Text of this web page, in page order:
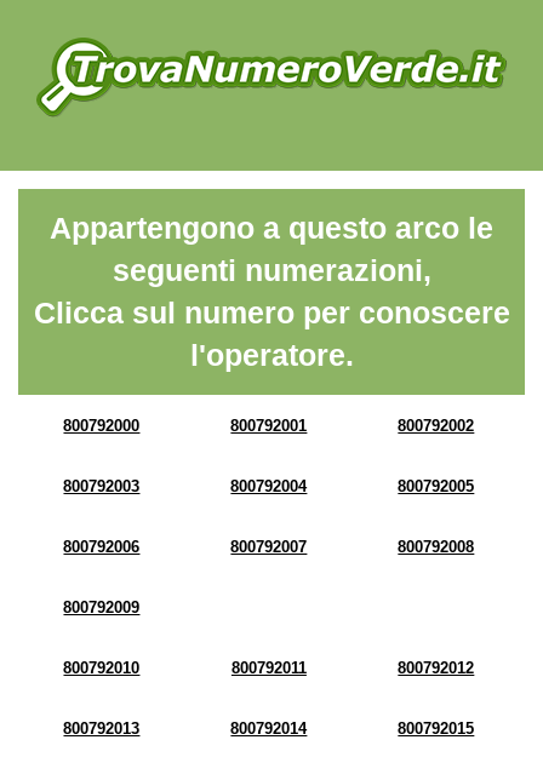
Appartengono a questo arco le
seguenti numerazioni,
Clicca sul numero per conoscere
l'operatore.
800792000 800792001 800792002
800792003 800792004 800792005
800792006 800792007 800792008
800792009
800792010 800792011 800792012
800792013 800792014 800792015